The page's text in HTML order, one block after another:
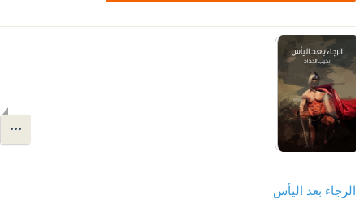
الرجاء بعد اليأس